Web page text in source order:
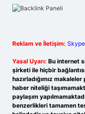
Reklam ve İletişim:
Yasal Uyarı: Bu internet
şirketi ile hiçbir
hazırladığımız
haber niteliği
paylaşım
benzerlikleri tamamen